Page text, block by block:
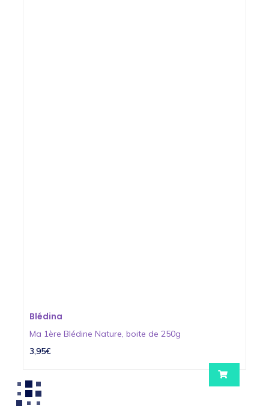
Blédina
Ma 1ère Blédine Nature, boite de 250g
3,95€